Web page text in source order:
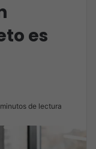
es
de lectura